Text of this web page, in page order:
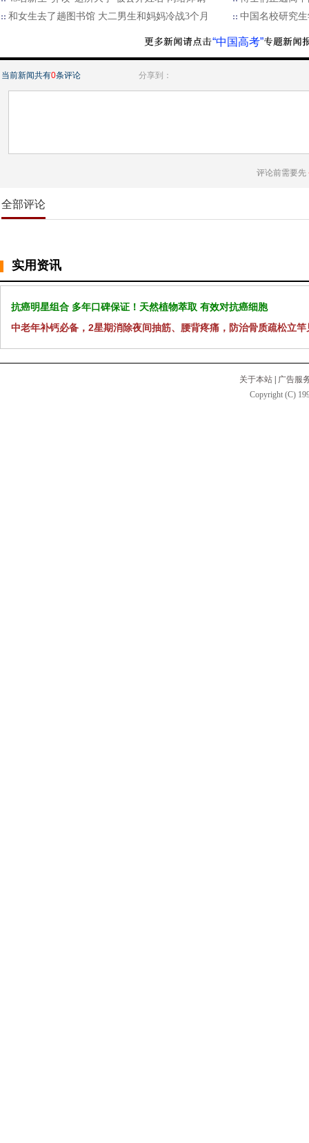
和女生去了趟图书馆 大二男生和妈妈冷战3个月
中国名校研究
“中国高考”
当前新闻共有0条评论 分享到：
评论前需要先
全部评论
实用资讯
抗癌明星组合 多年口碑保证！天然植物萃取 有效对抗癌细胞
中老年补钙必备，2星期消除夜间抽筋、腰背疼痛，防治骨质疏松立竿
关于本站
广告服
Copyright (C)